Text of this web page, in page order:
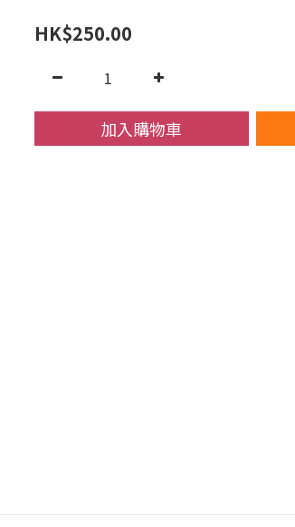
HK$250.00
加入購物車